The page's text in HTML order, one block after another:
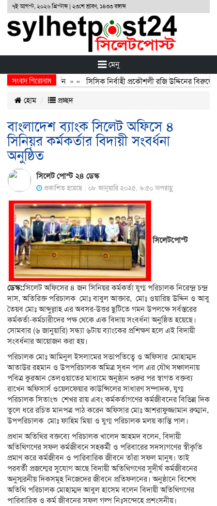
৭ই আগস্ট, ২০২৬ খ্রিস্টাব্দ | ২৩শে শ্রাবণ, ১৪৩৩ বঙ্গাব্দ
মেনু
সংবাদ শিরোনাম
বর্জন ও বিসর্জন » «সিসিক নির্বাহী প্রকৌশলী রজি উদ্দিনের
হোম
প্রচ্ছদ
বাংলাদেশ ব্যাংক সিলেট অফিসে ৪
সিনিয়র কর্মকর্তার বিদায়ী সংবর্ধনা
অনুষ্ঠিত
সিলেট পোস্ট ২৪ ডেস্ক
প্রকাশিত হয়েছে : ০৮ জানুয়ারি ২০২৫, ৬:৫০ অপরাহ্ণ
সিলেটপোস্ট
ডেস্ক::সিলেট অফিসের ৪ জন সিনিয়র কর্মকর্তা যুগ্ম পরিচালক নিরেন্দ্র চন্দ্র
দাস, অতিরিক্ত পরিচালক মোঃ বাবুল আক্তার, মোঃ ওয়ারিছ উদ্দিন ও আবু
তৈয়ব মোঃ আব্দুল্লাহ এর অবসর-উত্তর ছুটিতে গমন উপলক্ষে সর্বস্তরের
কর্মকর্তা-কর্মচারীদের পক্ষ থেকে এক বিদায় সংবর্ধনা অনুষ্ঠিত হয়েছে।
সোমবার (৬ জানুয়ারি) সন্ধ্যা ৬টায় ব্যাংকের প্রশিক্ষণ হলে এই বিদায়ী
সংবর্ধনার আয়োজন করা হয়।
পরিচালক মোঃ আমিনুল ইসলামের সভাপতিত্বে ও অফিসার মোহাম্মদ
আতাউর রহমান ও উপপরিচালক অমিত্র সূধন পাল এর যৌথ সঞ্চালনায়
পবিত্র কুরআন তেলওয়াতের মাধ্যমে অনুষ্ঠান শুরুর পর স্বাগত বক্তব্য
রাখেন অফিসার্স ওয়েলফেয়ার কাউন্সিলের সাধারণ সম্পাদক, যুগ্ম
পরিচালক সিতাংশু শেখর রায় এবং কর্মকর্তাগণের কর্মজীবনের বিভিন্ন দিক
তুলে ধরে রচিত মানপত্র পাঠ করেন অফিসার মোঃ আশরাফুজ্জামান রুম্মান,
উপপরিচালক মোঃ ফাহিম মিয়া ও যুগ্ম পরিচালক মলয় কান্তি পাল।
প্রধান অতিথির বক্তব্যে পরিচালক খালেদ আহমদ বলেন, বিদায়ী
অতিথিগণের সফল কর্মজীবনে সহকর্মী ও পরিবারের সদস্যগণের স্বীকৃতি
প্রমাণ করে কর্মজীবন ও পারিবারিক জীবনে তাঁরা সফল মানুষ। তাই
পরবর্তী প্রজন্মের সুযোগ আছে বিদায়ী অতিথিগণের সুদীর্ঘ কর্মজীবনের
অনুস্মরনীয় দিকসমূহ নিজেদের জীবনে প্রতিফলনের। অনুষ্ঠানে বিশেষ
অতিথি পরিচালক মোহাম্মদ আবুল হাসেম বলেন বিদায়ী অতিথিগণের
পারিবারিক ও কর্ম জীবনের সফল গল্প নিঃসন্দেহে প্রশংসনীয়।